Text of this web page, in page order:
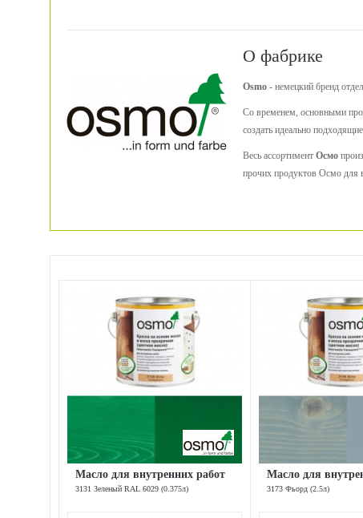
О фабрике
Osmo - немецкий бренд
Со временем, основными
создать идеально
Весь ассортимент Осмо
прочих продуктов Осмо для
Масло для внутренних работ
3131 Зеленый RAL 6029 (0.375л)
Масло для
3173 Фьорд (2.5л)